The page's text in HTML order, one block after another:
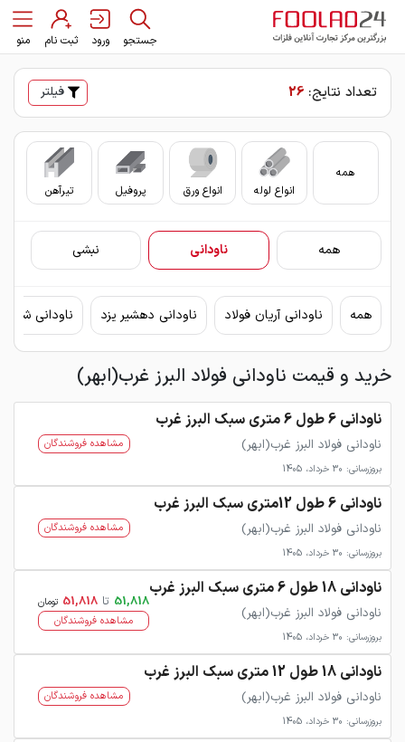
جستجو ورود ثبت نام منو
تعداد نتایج: 26 فیلتر
همه
انواع لوله
انواع ورق پروفیل تیرآهن
همه ناودانی نبشی
همه ناودانی آریان فولاد ناودانی دهشیر یزد ناودانی
خرید و قیمت ناودانی فولاد البرز غرب(ابهر)
ناودانی 6 طول 6 متری سبک البرز غرب
ناودانی فولاد البرز غرب(ابهر)
بروزرسانی: 30 خرداد، 1405
مشاهده فروشندگان
ناودانی 6 طول 12متری سبک البرز غرب
ناودانی فولاد البرز غرب(ابهر)
بروزرسانی: 30 خرداد، 1405
مشاهده فروشندگان
ناودانی 18 طول 6 متری سبک البرز غرب
ناودانی فولاد البرز غرب(ابهر)
بروزرسانی: 30 خرداد، 1405
51,818 تا 51,818 تومان
مشاهده فروشندگان
ناودانی 18 طول 12 متری سبک البرز غرب
ناودانی فولاد البرز غرب(ابهر)
بروزرسانی: 30 خرداد، 1405
مشاهده فروشندگان